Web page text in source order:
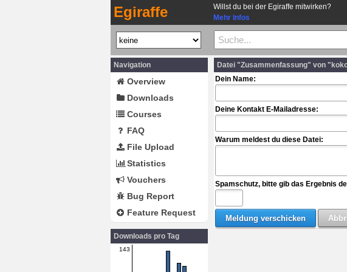
Egiraffe
Willst du bei der Egiraffe mitwirken?
Mehr Infos
Navigation
Overview
Downloads
Courses
FAQ
File Upload
Statistics
Vouchers
Bug Report
Feature Request
Downloads pro Tag
143
Datei "Zusammenfassung" von
Dein Name:
Deine Kontakt E-Mailadresse:
Warum meldest du diese Datei:
Spamschutz, bitte gib das Ergebnis